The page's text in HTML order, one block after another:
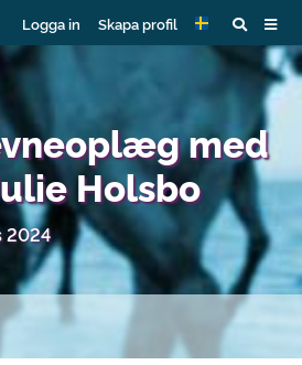
Logga in Skapa profil
med
Holsbo
2024